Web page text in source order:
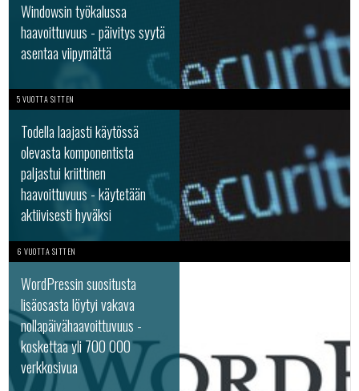
Windowsin työkalussa
haavoittuvuus - päivitys syytä
asentaa viipymättä
5 VUOTTA SITTEN
Todella laajasti käytössä
olevasta komponentista
paljastui kriittinen
haavoittuvuus - käytetään
aktiivisesti hyväksi
6 VUOTTA SITTEN
WordPressin suositusta
lisäosasta löytyi vakava
nollapäivähaavoittuvuus -
koskettaa yli 700 000
verkkosivua